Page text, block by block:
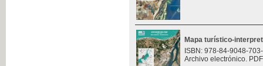
Mapa turístico-
ISBN: 978-84-9048-
Archivo electrónico.